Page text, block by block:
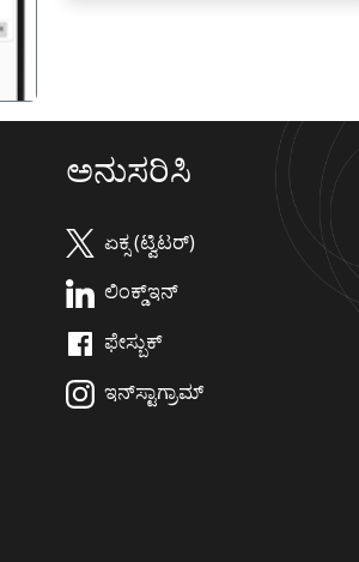
ಅನುಸರಿಸಿ
ಏಕ್ಸ (ಟ್ವಿಟರ್)
ಲಿಂಕ್ಡ್‌ಇನ್
ಫೇಸ್ಬುಕ್
ಇನ್‌ಸ್ಟಾಗ್ರಾಮ್